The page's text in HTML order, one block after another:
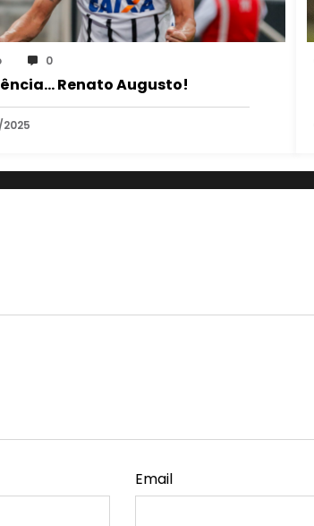
0
Renato Augusto!
Email